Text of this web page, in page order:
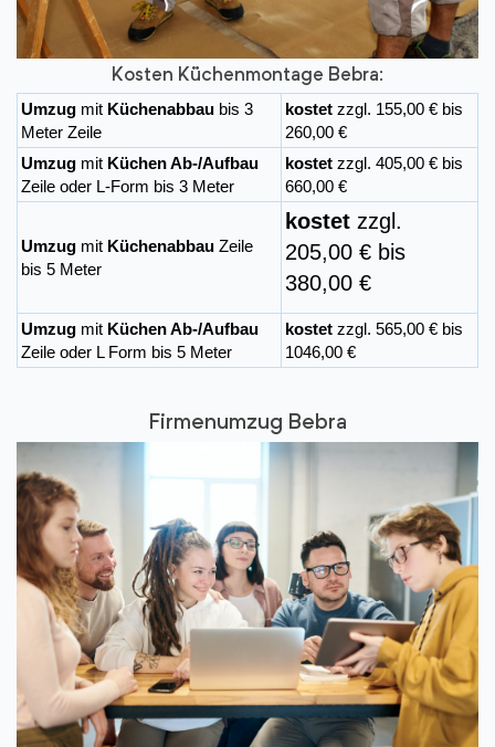
Kosten Küchenmontage Bebra:
Umzug mit Küchenabbau bis 3
Meter Zeile
kostet zzgl. 155,00 € bis
260,00 €
Umzug mit Küchen Ab-/Aufbau
Zeile oder L-Form bis 3 Meter
kostet zzgl. 405,00 € bis
660,00 €
Umzug mit Küchenabbau Zeile
bis 5 Meter
kostet zzgl.
205,00 € bis
380,00 €
Umzug mit Küchen Ab-/Aufbau
Zeile oder L Form bis 5 Meter
kostet zzgl. 565,00 € bis
1046,00 €
Firmenumzug Bebra